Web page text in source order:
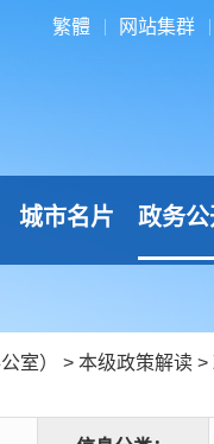
繁體 网站集群
城市名片 政务公
室） > 本级政策解读 >